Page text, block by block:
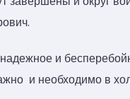
и
и необходимо в